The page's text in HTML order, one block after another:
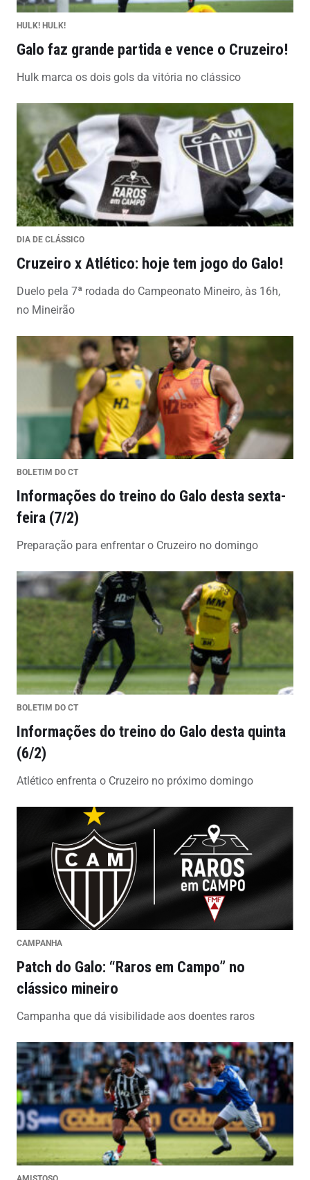
HULK! HULK!
Galo faz grande partida e vence o Cruzeiro!
Hulk marca os dois gols da vitória no clássico
DIA DE CLÁSSICO
Cruzeiro x Atlético: hoje tem jogo do Galo!
Duelo pela 7ª rodada do Campeonato Mineiro, às 16h,
no Mineirão
BOLETIM DO CT
Informações do treino do Galo desta sexta-
feira (7/2)
Preparação para enfrentar o Cruzeiro no domingo
BOLETIM DO CT
Informações do treino do Galo desta quinta
(6/2)
Atlético enfrenta o Cruzeiro no próximo domingo
CAMPANHA
Patch do Galo: “Raros em Campo” no
clássico mineiro
Campanha que dá visibilidade aos doentes raros